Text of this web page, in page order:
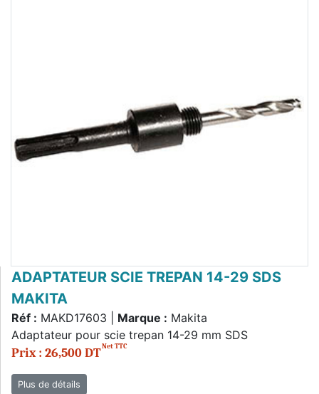
ADAPTATEUR SCIE TREPAN 14-29 SDS
MAKITA
Réf : MAKD17603 | Marque : Makita
Adaptateur pour scie trepan 14-29 mm SDS
Prix : 26,500 DTNet TTC
Plus de détails